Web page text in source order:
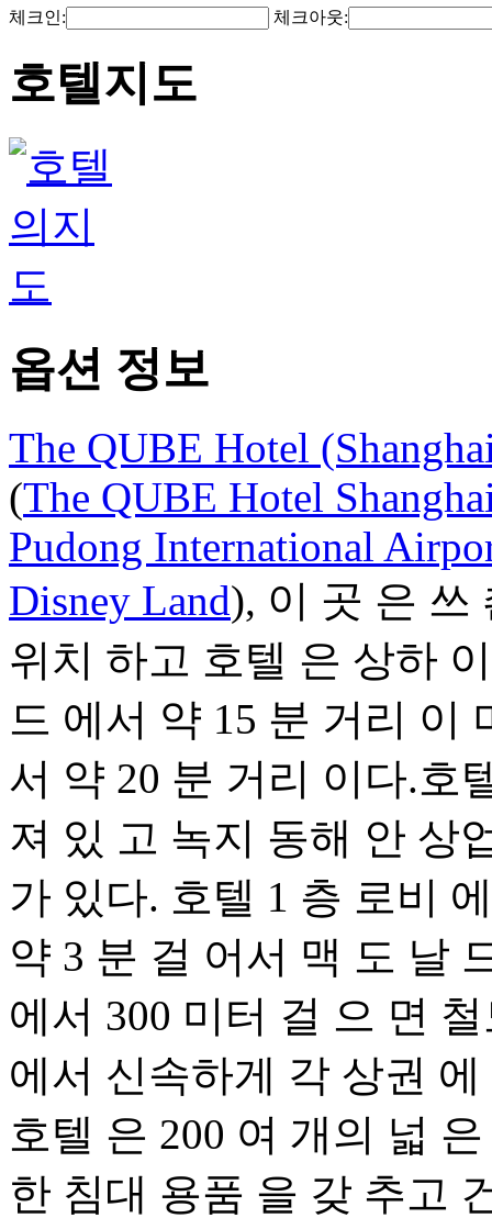
체크인: 체크아웃:
호텔지도
옵션 정보
The QUBE Hotel
(The QUBE Hotel
Pudong International
Disney Land), 이 곳 은 쓰
위치 하고 호텔 은 상하
드 에서 약 15 분 거리 이
서 약 20 분 거리 이다.호
져 있 고 녹지 동해 안 상
가 있다. 호텔 1 층 로비
약 3 분 걸 어서 맥 도 날
에서 300 미터 걸 으 면
에서 신속하게 각 상권
호텔 은 200 여 개의 넓
한 침대 용품 을 갖 추고